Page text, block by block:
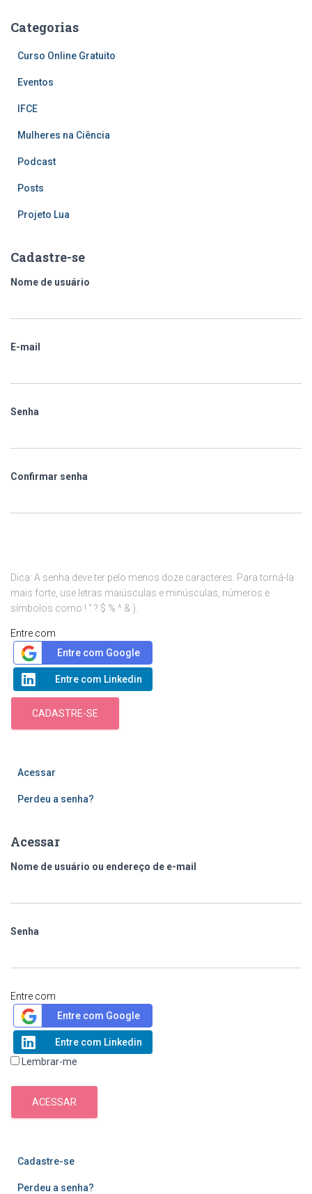
Categorias
Curso Online Gratuito
Eventos
IFCE
Mulheres na Ciência
Podcast
Posts
Projeto Lua
Cadastre-se
Nome de usuário
E-mail
Senha
Confirmar senha
Dica: A senha deve ter pelo menos doze caracteres. Para torná-la
mais forte, use letras maiúsculas e minúsculas, números e
símbolos como ! " ? $ % ^ & ).
Entre com
Entre com Google
Entre com Linkedin
CADASTRE-SE
Acessar
Perdeu a senha?
Acessar
Nome de usuário ou endereço de e-mail
Senha
Entre com
Entre com Google
Entre com Linkedin
Lembrar-me
ACESSAR
Cadastre-se
Perdeu a senha?